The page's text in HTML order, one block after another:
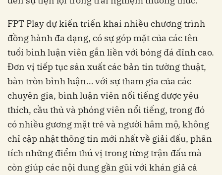
FPT Play dự kiến triển khai nhiều chương trình
đồng hành đa dạng, có sự góp mặt của các tên
tuổi bình luận viên gắn liền với bóng đá đỉnh cao.
Đơn vị tiếp tục sản xuất các bản tin tường thuật,
bàn tròn bình luận… với sự tham gia của các
chuyên gia, bình luận viên nổi tiếng được yêu
thích, cầu thủ và phóng viên nổi tiếng, trong đó
có nhiều gương mặt trẻ và người hâm mộ, không
chỉ cập nhật thông tin mới nhất về giải đấu, phân
tích những điểm thú vị trong từng trận đấu mà
còn giúp các nội dung gần gũi với khán giả cả